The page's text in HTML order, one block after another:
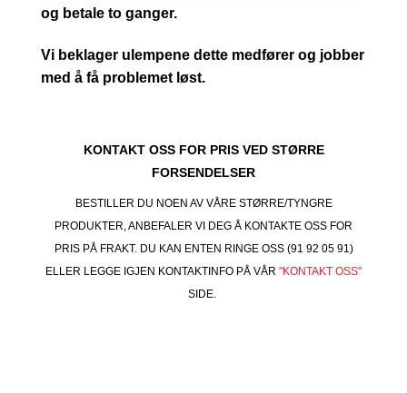
og betale to ganger.
Vi beklager ulempene dette medfører og jobber
med å få problemet løst.
KONTAKT OSS FOR PRIS VED STØRRE
FORSENDELSER
BESTILLER DU NOEN AV VÅRE STØRRE/TYNGRE
PRODUKTER, ANBEFALER VI DEG Å KONTAKTE OSS FOR
PRIS PÅ FRAKT. DU KAN ENTEN RINGE OSS (91 92 05 91)
ELLER LEGGE IGJEN KONTAKTINFO PÅ VÅR "KONTAKT OSS"
SIDE.